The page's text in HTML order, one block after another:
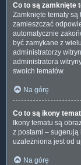
Co to są zamknięte
Zamknięte tematy są
zamieszczać
automatycznie
być zamykane z
administratorzy
administratora
swoich tematów.
Na górę
Co to są ikony
Ikony tematu są
z postami – sugerują
uzależniona jest od
Na górę